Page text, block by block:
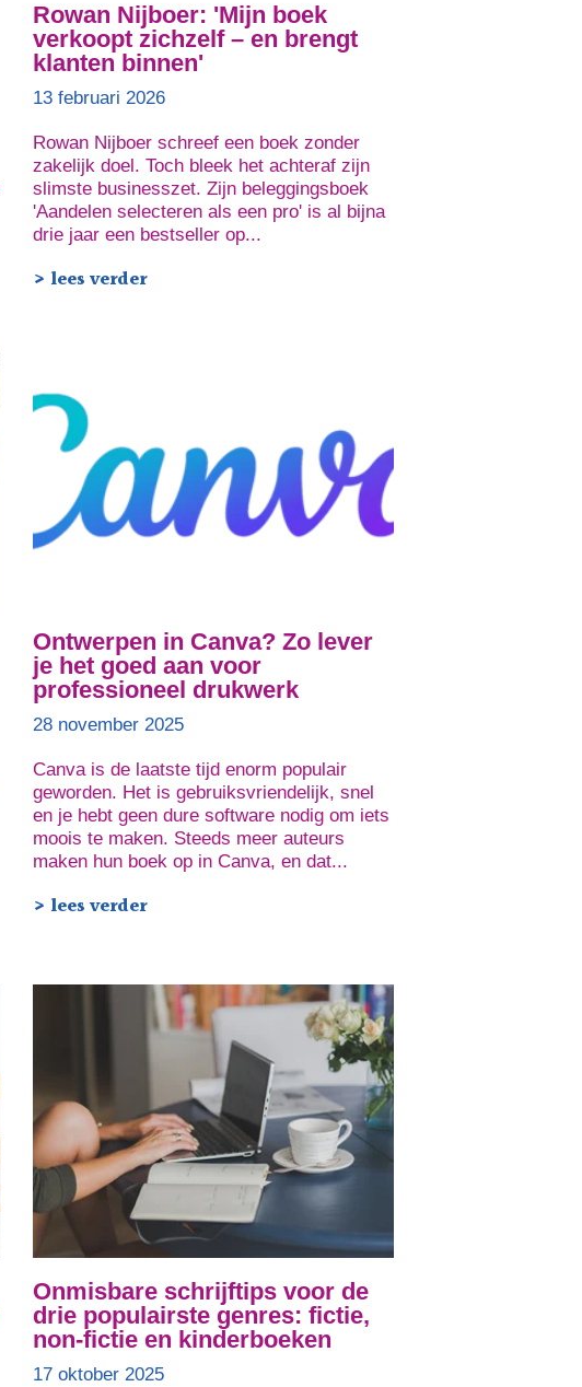
Rowan Nijboer: 'Mijn boek
verkoopt zichzelf – en brengt
klanten binnen'
13 februari 2026
Rowan Nijboer schreef een boek zonder
zakelijk doel. Toch bleek het achteraf zijn
slimste businesszet. Zijn beleggingsboek
'Aandelen selecteren als een pro' is al bijna
drie jaar een bestseller op...
> lees verder
Ontwerpen in Canva? Zo lever
je het goed aan voor
professioneel drukwerk
28 november 2025
Canva is de laatste tijd enorm populair
geworden. Het is gebruiksvriendelijk, snel
en je hebt geen dure software nodig om iets
moois te maken. Steeds meer auteurs
maken hun boek op in Canva, en dat...
> lees verder
Onmisbare schrijftips voor de
drie populairste genres: fictie,
non-fictie en kinderboeken
17 oktober 2025